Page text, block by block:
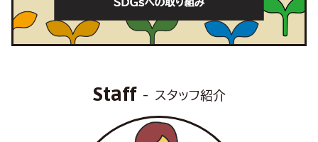
Staff スタッフ紹介